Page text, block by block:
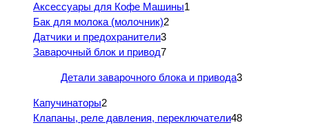
Аксессуары для Кофе Машины1
Бак для молока (молочник)2
Датчики и предохранители3
Заварочный блок и привод7
Детали заварочного блока и привода3
Капучинаторы2
Клапаны, реле давления, переключатели48